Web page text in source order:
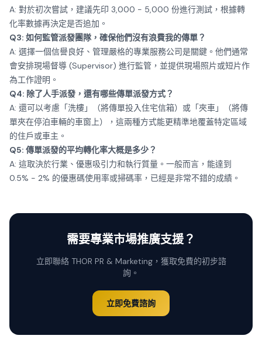
A: 對於初次嘗試，建議先印 3,000 - 5,000 份進行測試，根據轉
化率數據再決定是否追加。
Q3: 如何監管派發團隊，確保他們沒有浪費我的傳單？
A: 選擇一個信譽良好、管理嚴格的專業服務公司是關鍵。他們通常
會安排現場督導 (Supervisor) 進行監管，並提供現場照片或短片作
為工作證明。
Q4: 除了人手派發，還有哪些傳單派發方式？
A: 還可以考慮「洗樓」（將傳單投入住宅信箱）或「夾車」（將傳
單夾在停泊車輛的車窗上），這兩種方式能更精準地覆蓋特定區域
的住戶或車主。
Q5: 傳單派發的平均轉化率大概是多少？
A: 這取決於行業、優惠吸引力和執行質量。一般而言，能達到
0.5% - 2% 的優惠碼使用率或掃碼率，已經是非常不錯的成績。
需要專業市場推廣支援？
立即聯絡 THOR PR & Marketing，獲取免費的初步諮
詢。
立即免費諮詢